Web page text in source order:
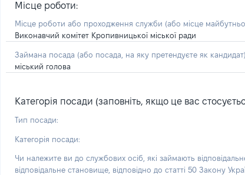
Місце роботи:
Місце роботи або проходження служби (або місце
Виконавчий комітет Кропивницької міської ради
Займана посада (або посада, на яку претендуєте як кандидат)
міський голова
Категорія посади (заповніть, якщо це вас
Тип посади:
Категорія посади:
Чи належите ви до службових осіб, які займають
відповідальне становище, відповідно до статті 50 Закону